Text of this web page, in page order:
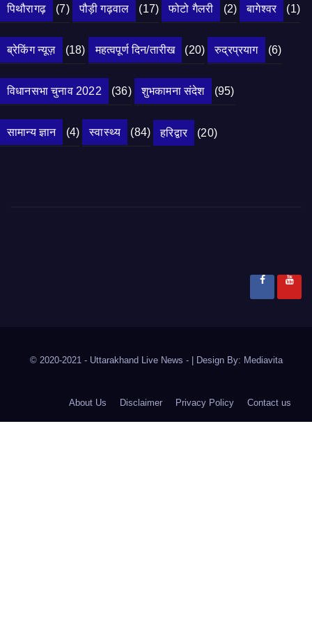
पिथौरागढ़ (7) पौड़ी गढ़वाल (17) फोटो गैलरी (2) बागेश्वर (1)
ब्रेकिंग न्यूज़ (18) महत्वपूर्ण दिन/तारीख (20) रुद्रप्रयाग (6)
विधानसभा चुनाव 2022 (36) शुभकामना संदेश (95)
सामान्य ज्ञान (4) स्वास्थ्य (84) हरिद्वार (20)
© 2020-2021 - Uttarakhand Live News - | Design By: Mediavita
About Us Disclaimer Privacy Policy Contact us